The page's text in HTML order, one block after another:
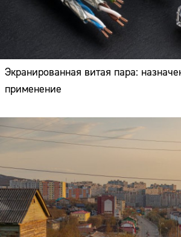
Экранированная витая пара:
применение